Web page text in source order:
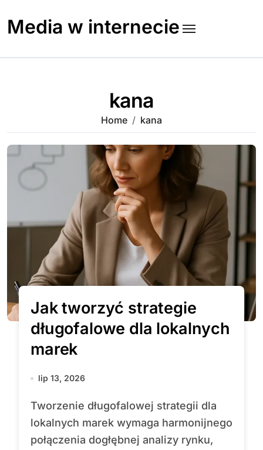
content
Media w internecie
kana
Home kana
Jak tworzyć strategie
długofalowe dla lokalnych
marek
lip 13, 2026
Tworzenie długofalowej strategii dla
lokalnych marek wymaga harmonijnego
połączenia dogłębnej analizy rynku,